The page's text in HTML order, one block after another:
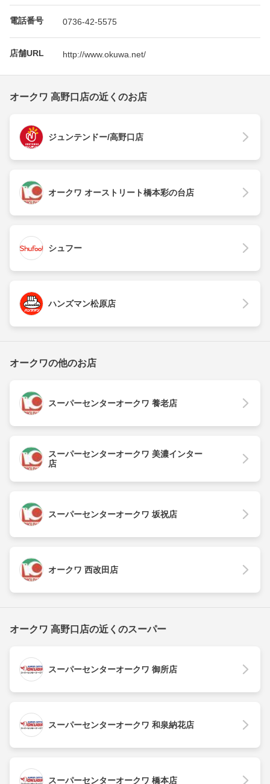
電話番号 0736-42-5575
店舗URL http://www.okuwa.net/
オークワ 高野口店の近くのお店
ジュンテンドー/高野口店
オークワ オーストリート橋本彩の台店
シュフー
ハンズマン松原店
オークワの他のお店
スーパーセンターオークワ 養老店
スーパーセンターオークワ 美濃インター
店
スーパーセンターオークワ 坂祝店
オークワ 西改田店
オークワ 高野口店の近くのスーパー
スーパーセンターオークワ 御所店
スーパーセンターオークワ 和泉納花店
スーパーセンターオークワ 橋本店